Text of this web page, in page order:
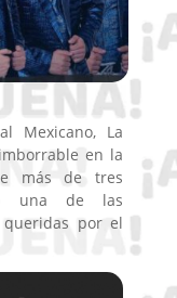
Mexicano, La
en la
más de tres
una de las
por el